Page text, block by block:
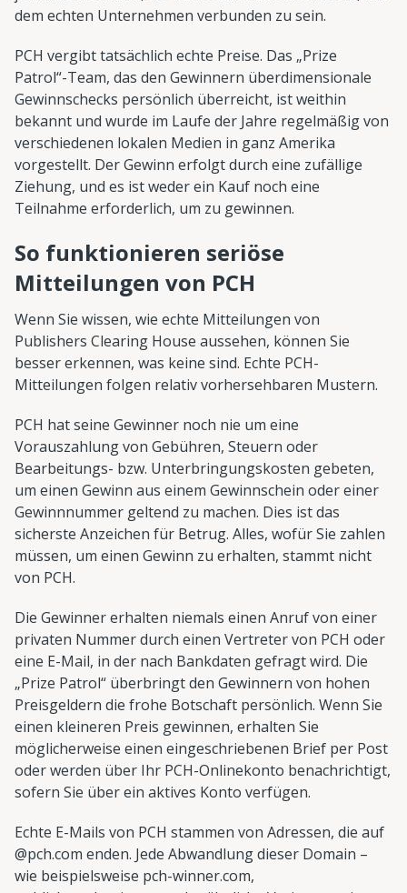
dem echten Unternehmen verbunden zu sein.
PCH vergibt tatsächlich echte Preise. Das „Prize
Patrol“-Team, das den Gewinnern überdimensionale
Gewinnschecks persönlich überreicht, ist weithin
bekannt und wurde im Laufe der Jahre regelmäßig von
verschiedenen lokalen Medien in ganz Amerika
vorgestellt. Der Gewinn erfolgt durch eine zufällige
Ziehung, und es ist weder ein Kauf noch eine
Teilnahme erforderlich, um zu gewinnen.
So funktionieren seriöse
Mitteilungen von PCH
Wenn Sie wissen, wie echte Mitteilungen von
Publishers Clearing House aussehen, können Sie
besser erkennen, was keine sind. Echte PCH-
Mitteilungen folgen relativ vorhersehbaren Mustern.
PCH hat seine Gewinner noch nie um eine
Vorauszahlung von Gebühren, Steuern oder
Bearbeitungs- bzw. Unterbringungskosten gebeten,
um einen Gewinn aus einem Gewinnschein oder einer
Gewinnnummer geltend zu machen. Dies ist das
sicherste Anzeichen für Betrug. Alles, wofür Sie zahlen
müssen, um einen Gewinn zu erhalten, stammt nicht
von PCH.
Die Gewinner erhalten niemals einen Anruf von einer
privaten Nummer durch einen Vertreter von PCH oder
eine E-Mail, in der nach Bankdaten gefragt wird. Die
„Prize Patrol“ überbringt den Gewinnern von hohen
Preisgeldern die frohe Botschaft persönlich. Wenn Sie
einen kleineren Preis gewinnen, erhalten Sie
möglicherweise einen eingeschriebenen Brief per Post
oder werden über Ihr PCH-Onlinekonto benachrichtigt,
sofern Sie über ein aktives Konto verfügen.
Echte E-Mails von PCH stammen von Adressen, die auf
@pch.com enden. Jede Abwandlung dieser Domain –
wie beispielsweise pch-winner.com,